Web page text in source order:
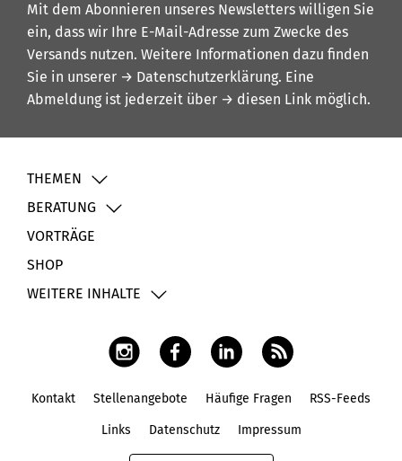
Mit dem Abonnieren unseres Newsletters willigen Sie
ein, dass wir Ihre E-Mail-Adresse zum Zwecke des
Versands nutzen. Weitere Informationen dazu finden
Sie in unserer → Datenschutzerklärung. Eine
Abmeldung ist jederzeit über → diesen Link möglich.
THEMEN
BERATUNG
VORTRÄGE
SHOP
WEITERE INHALTE
Kontakt Stellenangebote Häufige Fragen RSS-Feeds
Links Datenschutz Impressum